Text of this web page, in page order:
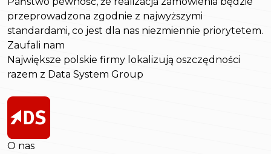
przeprowadzona zgodnie z najwyższymi
standardami, co jest dla nas niezmiennie priorytetem.
Zaufali nam
Największe polskie firmy lokalizują oszczędności
razem z Data System Group
O nas